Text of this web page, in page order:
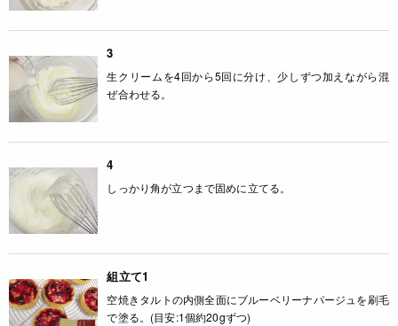
3
生クリームを4回から5回に分け、少しずつ加えながら混
ぜ合わせる。
4
しっかり角が立つまで固めに立てる。
組立て1
空焼きタルトの内側全面にブルーベリーナパージュを刷毛
で塗る。(目安:1個約20gずつ)